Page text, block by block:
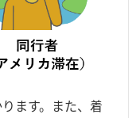
ます。また、着